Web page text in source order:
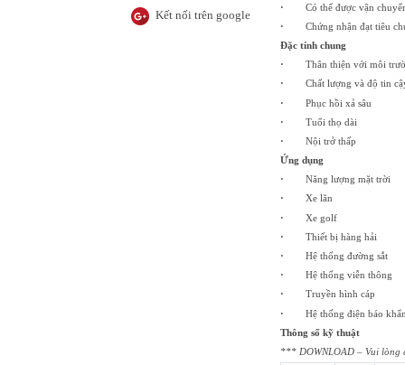
Kết nối trên google
·
Có thể được vận
·
Chứng nhận đạt tiêu
Đặc tính chung
· Thân thiện với môi
· Chất lượng và độ tin
·
Phục hồi xả sâu
·
Tuổi thọ dài
·
Nội trở thấp
Ứng dụng
· Năng lượng mặt trời
·
Xe lăn
· Xe golf
·
Thiết bị hàng hải
· Hệ thống đường sắt
· Hệ thống viễn thông
·
Truyền hình cáp
· Hệ thống điện báo
Thông số kỹ thuật
*** DOWNLOAD – Vui lòng